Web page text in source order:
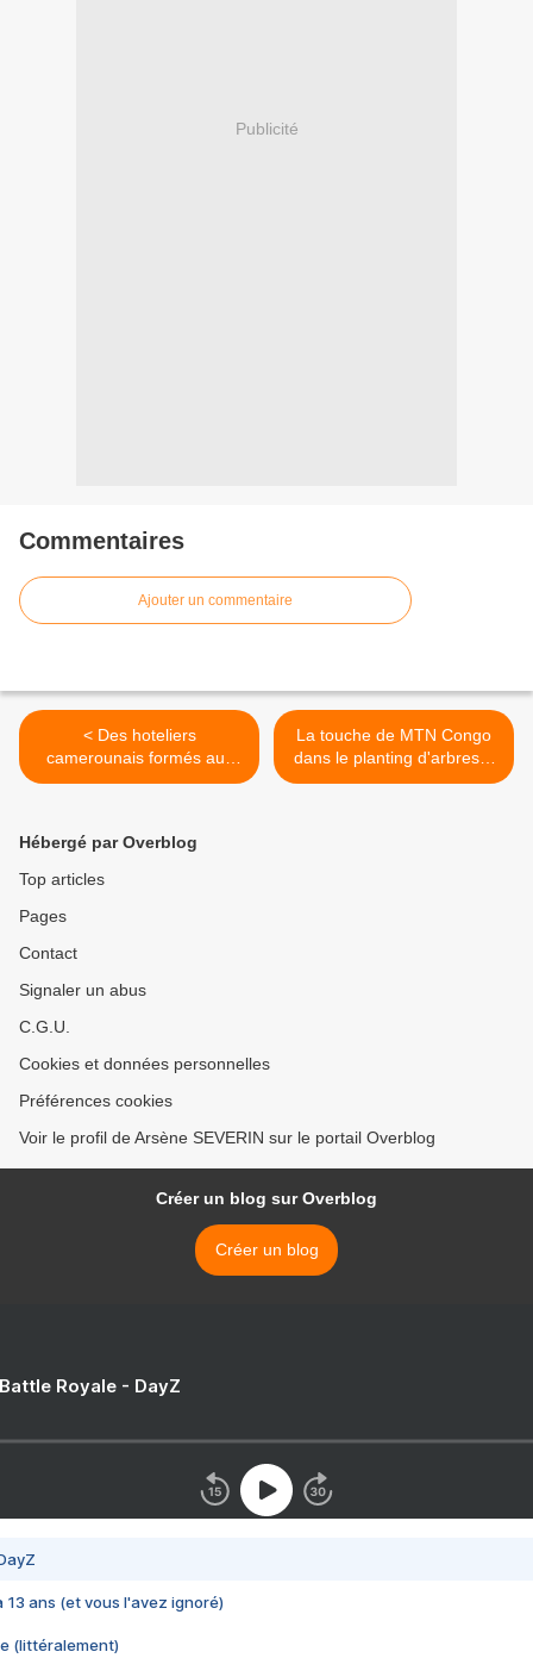
Publicité
Commentaires
Ajouter un commentaire
< Des hoteliers
camerounais formés aux
standards internationaux
La touche de MTN Congo
dans le planting d'arbres à
Kintele >
Hébergé par Overblog
Top articles
Pages
Contact
Signaler un abus
C.G.U.
Cookies et données personnelles
Préférences cookies
Voir le profil de Arsène SEVERIN sur le portail Overblog
Créer un blog sur Overblog
Créer un blog
Royale - DayZ
13 ans (et vous l'avez ignoré)
(littéralement)